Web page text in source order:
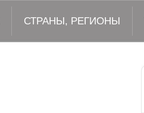
СТРАНЫ, РЕГИОНЫ